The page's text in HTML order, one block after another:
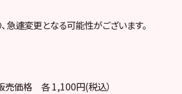
遽変更となる可能性がございます。
価格 各 1,100円(税込）